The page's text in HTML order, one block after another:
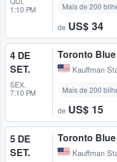
1:10 PM
Mais de 200
de US$ 34
4 DE
SET.
SEX.
7:10 PM
Toronto
Kauffman
Mais de 200
de US$ 15
5 DE
SET.
Toronto
Kauffman